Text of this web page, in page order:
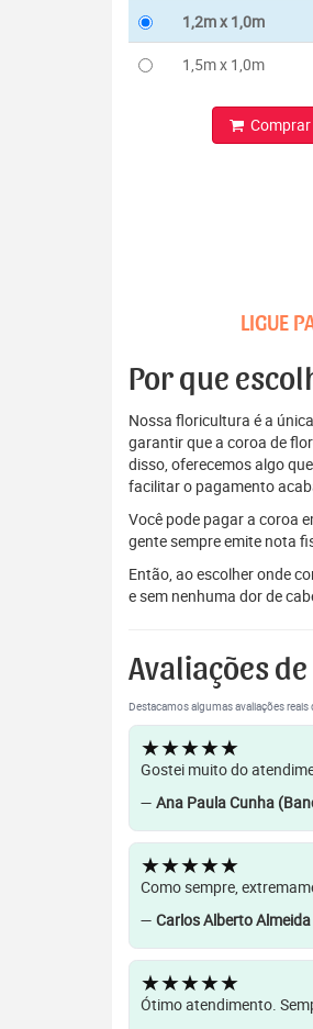
1,2m x 1,0m
1,5m x 1,0m
Comprar
LIGUE
Por que
Nossa floricultura é a
garantir que a coroa de
disso, oferecemos algo
facilitar o pagamento
Você pode pagar a coroa
gente sempre emite nota
Então, ao escolher onde
e sem nenhuma dor de
Avaliações
Destacamos algumas avaliações reais
★★★★★
Gostei muito do
— Ana Paula Cunha
★★★★★
Como sempre,
— Carlos Alberto
★★★★★
Ótimo atendimento.